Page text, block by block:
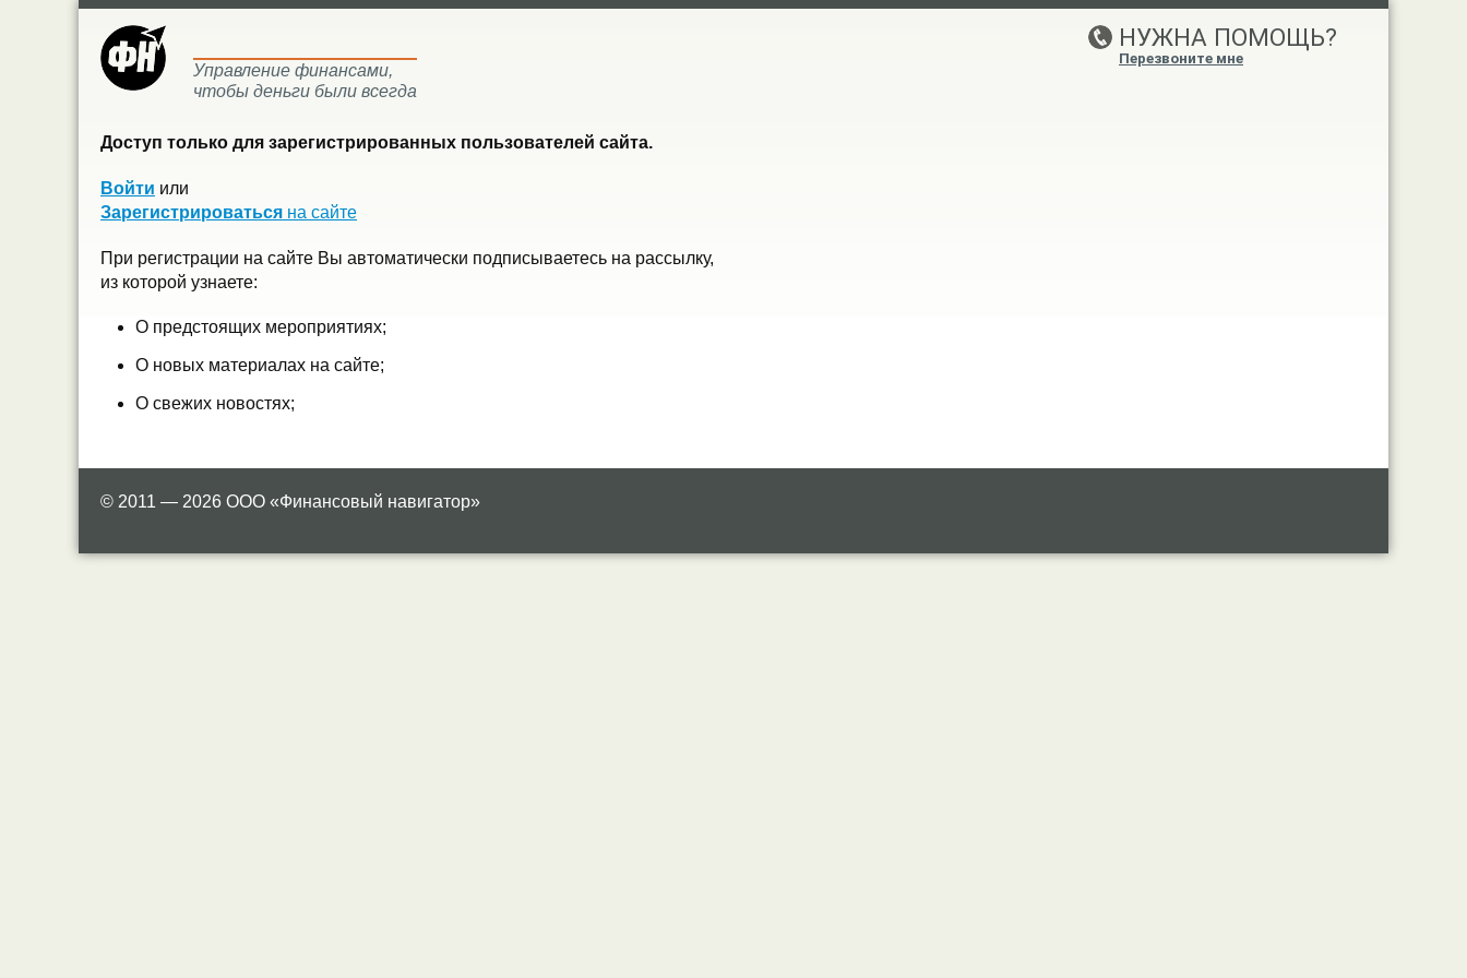
Управление финансами,
чтобы деньги были всегда
НУЖНА ПОМОЩЬ?
Перезвоните мне
Доступ только для зарегистрированных пользователей сайта.
Войти или
Зарегистрироваться на сайте
При регистрации на сайте Вы автоматически подписываетесь на рассылку,
из которой узнаете:
О предстоящих мероприятиях;
О новых материалах на сайте;
О свежих новостях;
© 2011 — 2026 ООО «Финансовый навигатор»